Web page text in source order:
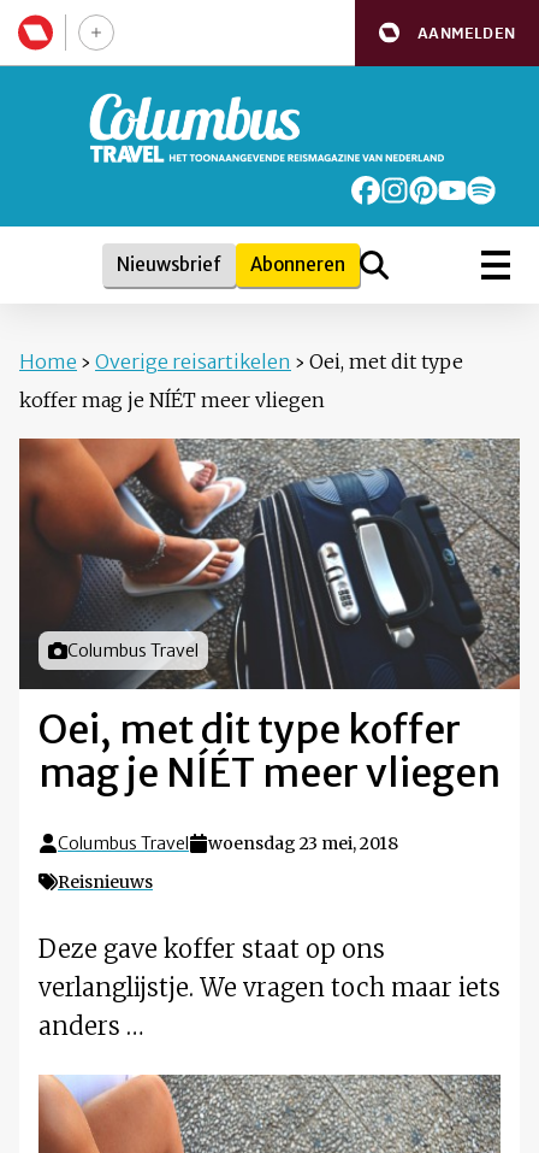
AANMELDEN
Nieuwsbrief Abonneren
Home › Overige reisartikelen › Oei, met dit type
koffer mag je NÍÉT meer vliegen
Foto door
Columbus Travel
Oei, met dit type koffer
mag je NÍÉT meer vliegen
Columbus Travel
woensdag 23 mei, 2018
Reisnieuws
Deze gave koffer staat op ons
verlanglijstje. We vragen toch maar iets
anders …